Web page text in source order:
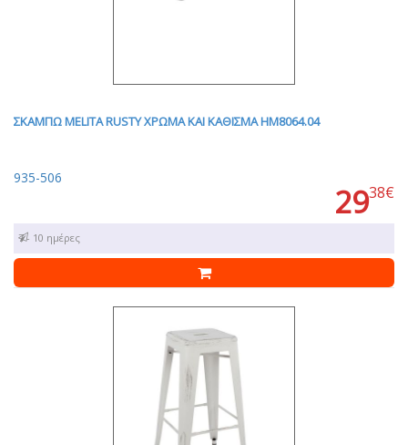
ΣΚΑΜΠΩ MELITA RUSTY ΧΡΩΜΑ ΚΑΙ ΚΑΘΙΣΜΑ HM8064.04
935-506
2938€
7 - 10 ημέρες